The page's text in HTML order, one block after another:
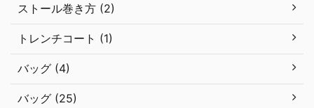
ストール巻き方 (2)
トレンチコート (1)
バッグ (4)
バッグ (25)